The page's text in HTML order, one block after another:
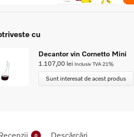
cu
Decantor vin Cornetto Mini
1.107,00 lei Inclusiv TVA 21%
Sunt interesat de acest produs
0